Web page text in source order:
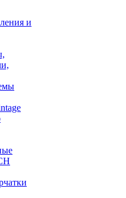
и